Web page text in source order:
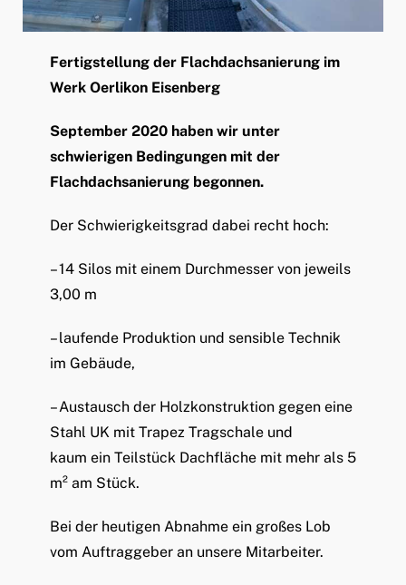
Fertigstellung der Flachdachsanierung im
Werk Oerlikon Eisenberg
September 2020 haben wir unter
schwierigen Bedingungen mit der
Flachdachsanierung begonnen.
Der Schwierigkeitsgrad dabei recht hoch:
– 14 Silos mit einem Durchmesser von jeweils
3,00 m
– laufende Produktion und sensible Technik
im Gebäude,
– Austausch der Holzkonstruktion gegen eine
Stahl UK mit Trapez Tragschale und
kaum ein Teilstück Dachfläche mit mehr als 5
m² am Stück.
Bei der heutigen Abnahme ein großes Lob
vom Auftraggeber an unsere Mitarbeiter.